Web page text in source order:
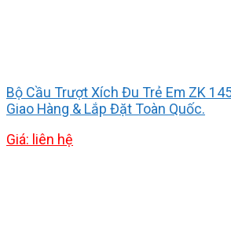
Bộ Cầu Trượt Xích Đu Trẻ Em ZK
Giao Hàng & Lắp Đặt Toàn Quốc.
Giá: liên hệ